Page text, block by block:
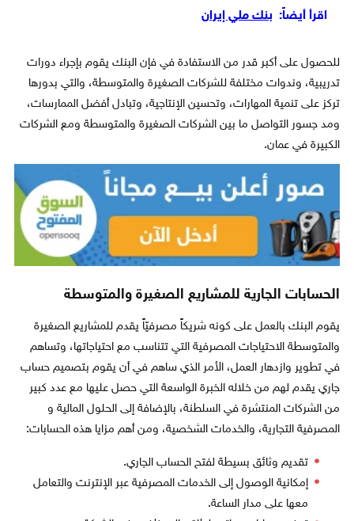
اقرأ أيضاً: ​بنك ملي إيران
للحصول على أكبر قدر من الاستفادة في فإن البنك يقوم بإجراء دورات
تدريبية، وندوات مختلفة للشركات الصغيرة والمتوسطة، والتي بدورها
تركز على تنمية المهارات، وتحسين الإنتاجية، وتبادل أفضل الممارسات،
ومد جسور التواصل ما بين الشركات الصغيرة والمتوسطة ومع الشركات
الكبيرة في عمان.
الحسابات الجارية للمشاريع الصغيرة والمتوسطة
يقوم البنك بالعمل على كونه شريكاً مصرفيّاً يقدم للمشاريع الصغيرة
والمتوسطة الاحتياجات المصرفية التي تتناسب مع احتياجاتها، وتساهم
في تطوير وازدهار العمل، الأمر الذي ساهم في أن يقوم بتصميم حساب
جاري يقدم لهم من خلاله الخبرة الواسعة التي حصل عليها مع عدد كبير
من الشركات المنتشرة في السلطنة، بالإضافة إلى الحلول المالية و
المصرفية التجارية، والخدمات الشخصية، ومن أهم مزايا هذه الحسابات:
تقديم وثائق بسيطة لفتح الحساب الجاري.
إمكانية الوصول إلى الخدمات المصرفية عبر الإنترنت والتعامل
معها على مدار الساعة.